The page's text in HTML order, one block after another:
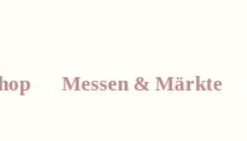
Messen & Märkte